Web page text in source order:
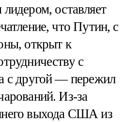
оставляет
что Путин, с
открыт к
с
с другой — пережил
Из-за
выхода США из